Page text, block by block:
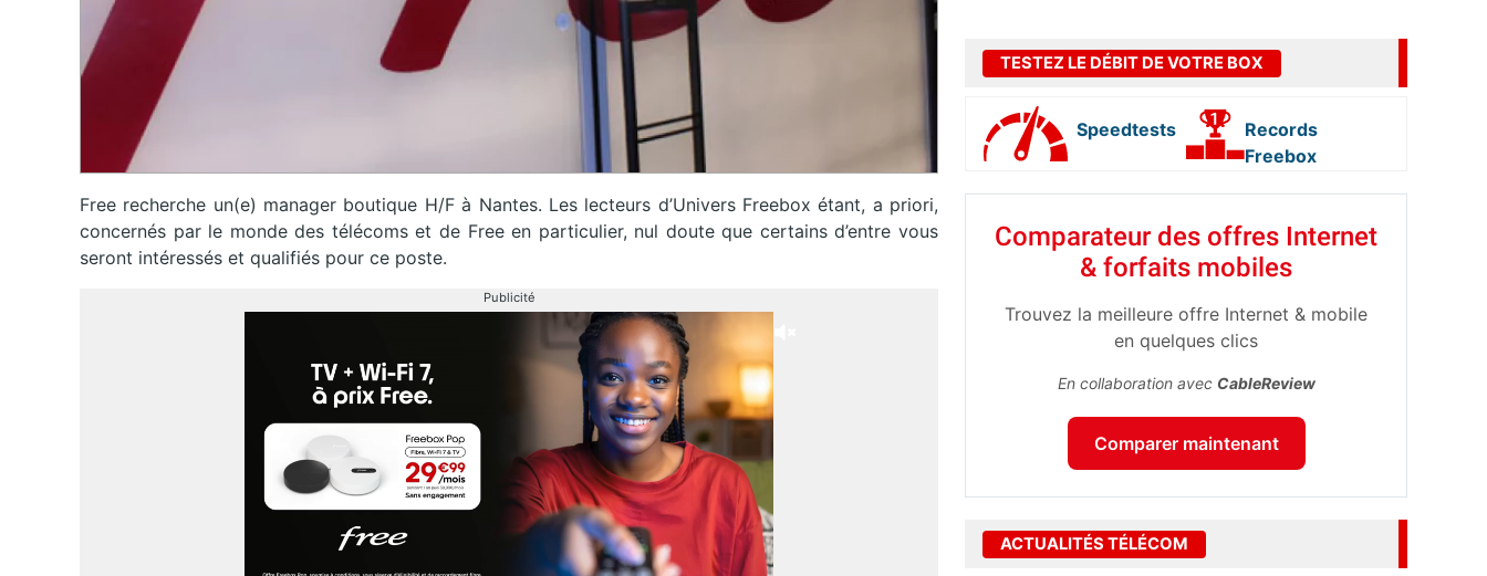
Free recherche un(e) manager boutique H/F à Nantes. Les lecteurs d’Univers Freebox étant, a priori,
concernés par le monde des télécoms et de Free en particulier, nul doute que certains d’entre vous
seront intéressés et qualifiés pour ce poste.
Publicité
TESTEZ LE DÉBIT DE VOTRE BOX
Speedtests
Records
Freebox
Comparateur des offres Internet
& forfaits mobiles
Trouvez la meilleure offre Internet & mobile
en quelques clics
En collaboration avec CableReview
Comparer maintenant
ACTUALITÉS TÉLÉCOM